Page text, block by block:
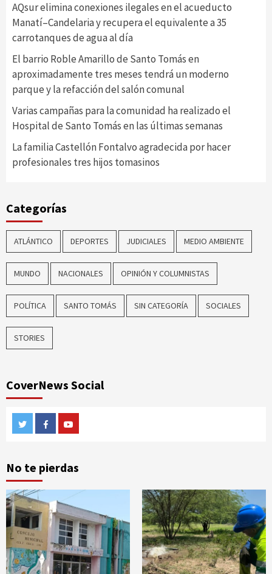
AQsur elimina conexiones ilegales en el acueducto
Manatí–Candelaria y recupera el equivalente a 35
carrotanques de agua al día
El barrio Roble Amarillo de Santo Tomás en
aproximadamente tres meses tendrá un moderno
parque y la refacción del salón comunal
Varias campañas para la comunidad ha realizado el
Hospital de Santo Tomás en las últimas semanas
La familia Castellón Fontalvo agradecida por hacer
profesionales tres hijos tomasinos
Categorías
ATLÁNTICO DEPORTES JUDICIALES MEDIO AMBIENTE
MUNDO NACIONALES OPINIÓN Y COLUMNISTAS
POLÍTICA SANTO TOMÁS SIN CATEGORÍA SOCIALES
STORIES
CoverNews Social
TwitterFacebook
No te pierdas